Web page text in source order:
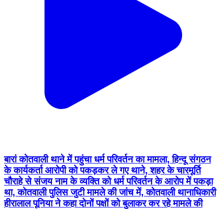
बारां कोतवाली थाने में पहुंचा धर्म परिवर्तन का मामला, हिन्दू संगठन
के कार्यकर्ता आरोपी को पकड़कर ले गए थाने, शहर के चारमूर्ति
चौराहे से संजय नाम के व्यक्ति को धर्म परिवर्तन के आरोप में पकड़ा
था, कोतवाली पुलिस जुटी मामले की जांच में, कोतवाली थानाधिकारी
हीरालाल पूनिया ने कहा दोनों पक्षों को बुलाकर कर रहे मामले की